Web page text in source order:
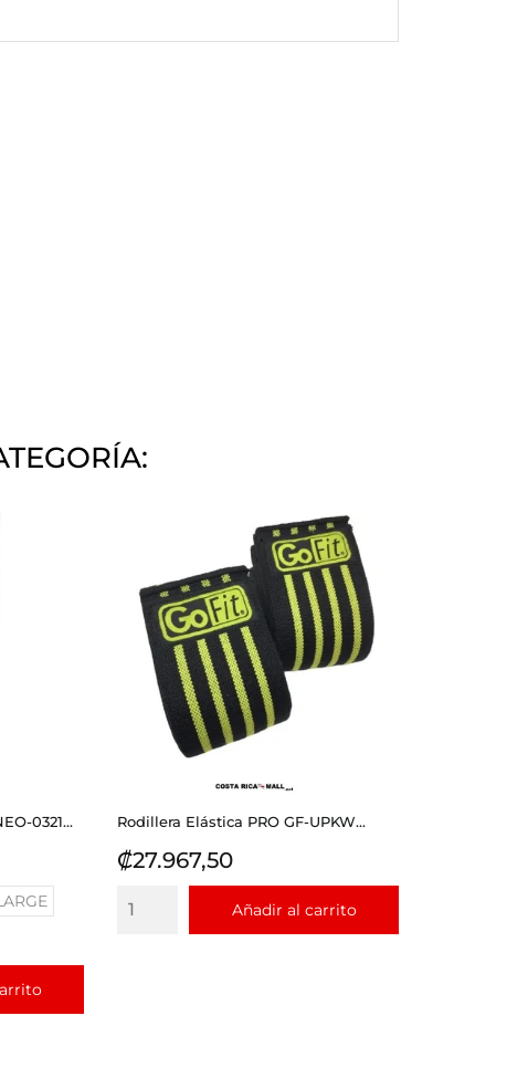
0321... Rodillera Elástica PRO GF-UPKW...
Precio
₡27.967,50
Añadir al carrito